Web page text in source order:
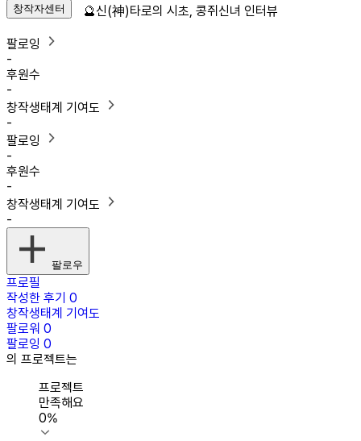
창작자센터
팔로잉
-
후원수
-
창작생태계 기여도
-
팔로잉
-
후원수
-
창작생태계 기여도
-
팔로우
프로필
작성한 후기 0
창작생태계 기여도
팔로워 0
팔로잉 0
의 프로젝트는
프로젝트
만족해요
0%
🔮신(神)타로의 시초, 콩쥐신녀 인터뷰